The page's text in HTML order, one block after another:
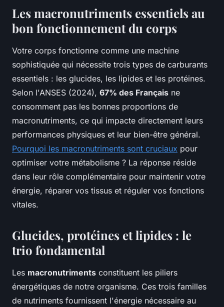
Les macronutriments essentiels au
bon fonctionnement du corps
Votre corps fonctionne comme une machine
sophistiquée qui nécessite trois types de carburants
essentiels : les glucides, les lipides et les protéines.
Selon l'ANSES (2024), 67% des Français ne
consomment pas les bonnes proportions de
macronutriments, ce qui impacte directement leurs
performances physiques et leur bien-être général.
Pourquoi les macronutriments sont cruciaux pour
optimiser votre métabolisme ? La réponse réside
dans leur rôle complémentaire pour maintenir votre
énergie, réparer vos tissus et réguler vos fonctions
vitales.
Glucides, protéines et lipides : le
trio fondamental
Les macronutriments constituent les piliers
énergétiques de notre organisme. Ces trois familles
de nutriments fournissent l'énergie nécessaire au